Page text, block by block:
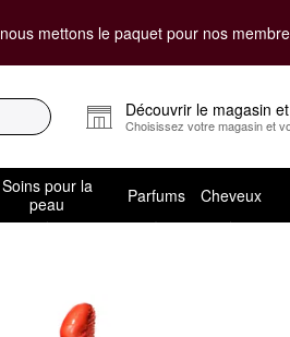
nous mettons le paquet pour nos
Découvrir le magasin
Choisissez votre magasin et
Soins pour la
peau
Parfums Cheveux